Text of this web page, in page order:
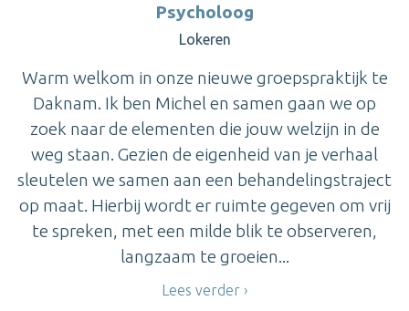
Psycholoog
Lokeren
Warm welkom in onze nieuwe groepspraktijk te
Daknam. Ik ben Michel en samen gaan we op
zoek naar de elementen die jouw welzijn in de
weg staan. Gezien de eigenheid van je verhaal
sleutelen we samen aan een behandelingstraject
op maat. Hierbij wordt er ruimte gegeven om vrij
te spreken, met een milde blik te observeren,
langzaam te groeien...
Lees verder